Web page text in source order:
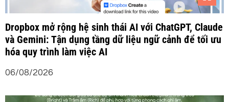
Dropbox mở rộng hệ sinh thái AI với ChatGPT, Claude
và Gemini: Tận dụng tầng dữ liệu ngữ cảnh để tối ưu
hóa quy trình làm việc AI
06/08/2026